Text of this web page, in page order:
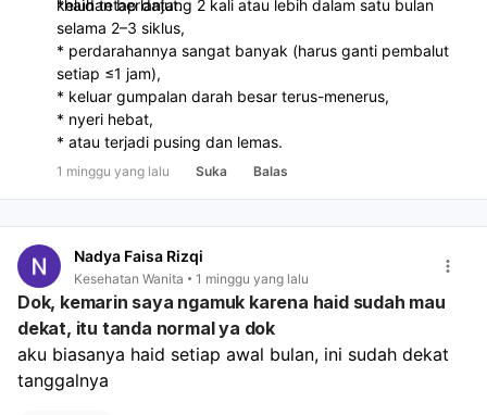
keluhan berlanjut.
*haid tetap datang 2 kali atau lebih dalam satu bulan
selama 2–3 siklus,
* perdarahannya sangat banyak (harus ganti pembalut
setiap ≤1 jam),
* keluar gumpalan darah besar terus-menerus,
* nyeri hebat,
* atau terjadi pusing dan lemas.
1 minggu yang lalu Suka Balas
Nadya Faisa Rizqi
Kesehatan Wanita 1 minggu yang lalu
Dok, kemarin saya ngamuk karena haid sudah mau
dekat, itu tanda normal ya dok
aku biasanya haid setiap awal bulan, ini sudah dekat
tanggalnya